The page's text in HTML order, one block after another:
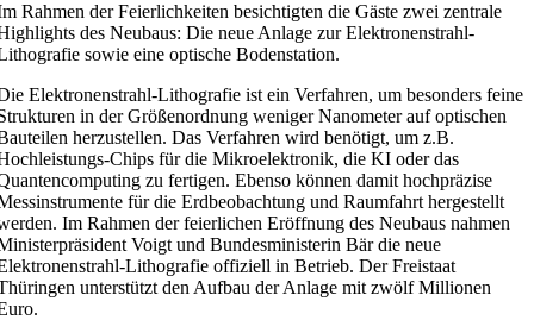
Rahmen der Feierlichkeiten besichtigten die Gäste zwei zentrale
des Neubaus: Die neue Anlage zur Elektronenstrahl-
sowie eine optische Bodenstation.
Elektronenstrahl-Lithografie ist ein Verfahren, um besonders feine
in der Größenordnung weniger Nanometer auf optischen
herzustellen. Das Verfahren wird benötigt, um z.B.
Chips für die Mikroelektronik, die KI oder das
zu fertigen. Ebenso können damit hochpräzise
für die Erdbeobachtung und Raumfahrt hergestellt
Im Rahmen der feierlichen Eröffnung des Neubaus nahmen
Voigt und Bundesministerin Bär die neue
Lithografie offiziell in Betrieb. Der Freistaat
unterstützt den Aufbau der Anlage mit zwölf Millionen